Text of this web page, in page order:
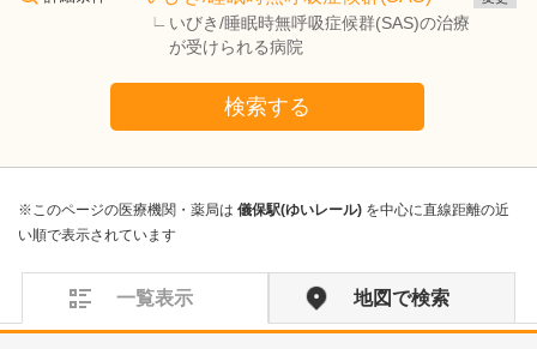
いびき/睡眠時無呼吸症候群(SAS)の治療
が受けられる病院
検索する
※このページの医療機関・薬局は 儀保駅(ゆいレール) を中心に直線距離の近
い順で表示されています
一覧表示 地図で検索